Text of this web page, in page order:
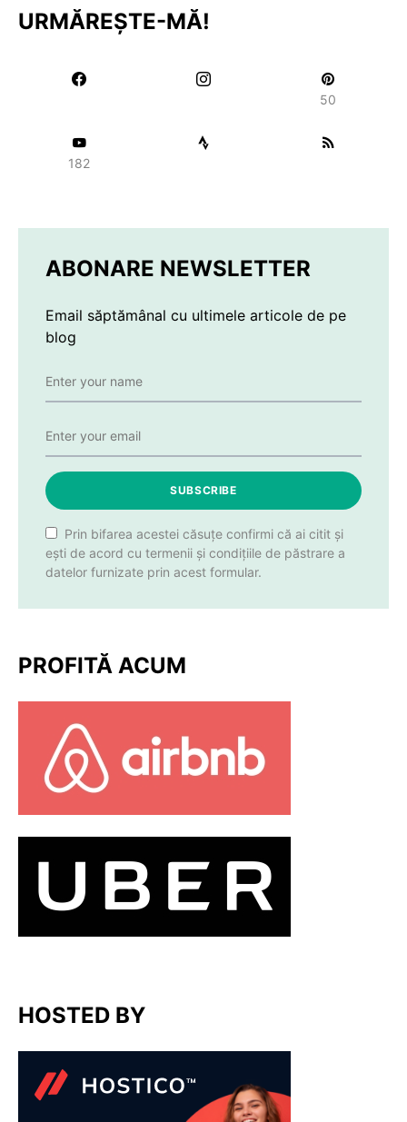
URMĂREȘTE-MĂ!
50
182
ABONARE NEWSLETTER
Email săptămânal cu ultimele articole de pe
blog
SUBSCRIBE
Prin bifarea acestei căsuțe confirmi că ai citit și
ești de acord cu termenii și condițiile de păstrare a
datelor furnizate prin acest formular.
PROFITĂ ACUM
HOSTED BY